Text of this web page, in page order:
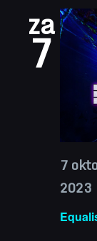
za
7
7